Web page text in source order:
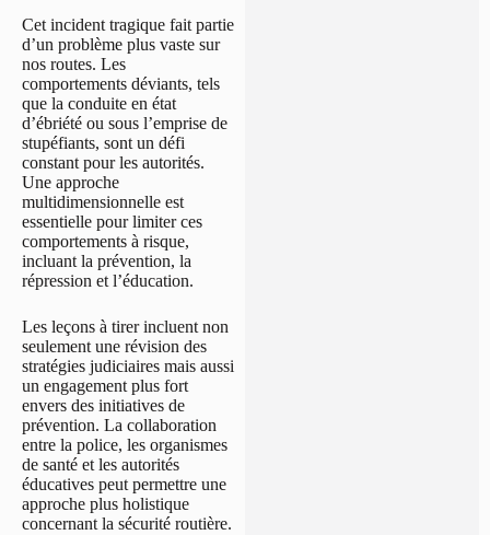
Cet incident tragique fait partie
d’un problème plus vaste sur
nos routes. Les
comportements déviants, tels
que la conduite en état
d’ébriété ou sous l’emprise de
stupéfiants, sont un défi
constant pour les autorités.
Une approche
multidimensionnelle est
essentielle pour limiter ces
comportements à risque,
incluant la prévention, la
répression et l’éducation.
Les leçons à tirer incluent non
seulement une révision des
stratégies judiciaires mais aussi
un engagement plus fort
envers des initiatives de
prévention. La collaboration
entre la police, les organismes
de santé et les autorités
éducatives peut permettre une
approche plus holistique
concernant la sécurité routière.